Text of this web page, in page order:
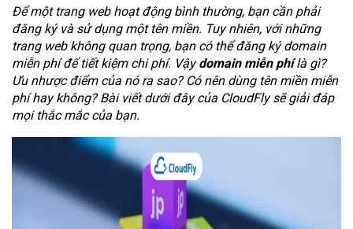
Để một trang web hoạt động bình thường, bạn cần phải
đăng ký và sử dụng một tên miền. Tuy nhiên, với những
trang web không quan trọng, bạn có thể đăng ký domain
miễn phí để tiết kiệm chi phí. Vậydomain miễn phílà gì?
Ưu nhược điểm của nó ra sao? Có nên dùng tên miền miễn
phí hay không? Bài viết dưới đây của CloudFly sẽ giải đáp
mọi thắc mắc của bạn.